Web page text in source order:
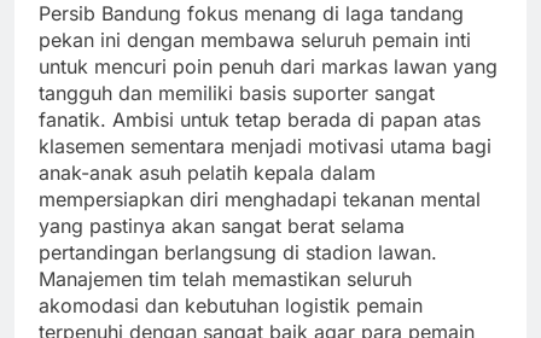
Persib Bandung fokus menang di laga tandang
pekan ini dengan membawa seluruh pemain inti
untuk mencuri poin penuh dari markas lawan yang
tangguh dan memiliki basis suporter sangat
fanatik. Ambisi untuk tetap berada di papan atas
klasemen sementara menjadi motivasi utama bagi
anak-anak asuh pelatih kepala dalam
mempersiapkan diri menghadapi tekanan mental
yang pastinya akan sangat berat selama
pertandingan berlangsung di stadion lawan.
Manajemen tim telah memastikan seluruh
akomodasi dan kebutuhan logistik pemain
terpenuhi dengan sangat baik agar para pemain